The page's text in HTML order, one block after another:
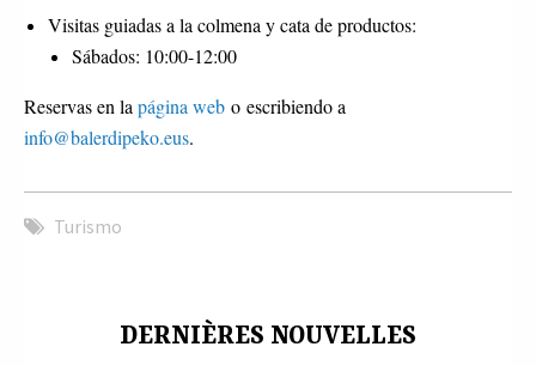
Visitas guiadas a la colmena y cata de productos:
Sábados: 10:00-12:00
Reservas en lapágina web o escribiendo a
info@balerdipeko.eus.
Turismo
DERNIÈRES NOUVELLES